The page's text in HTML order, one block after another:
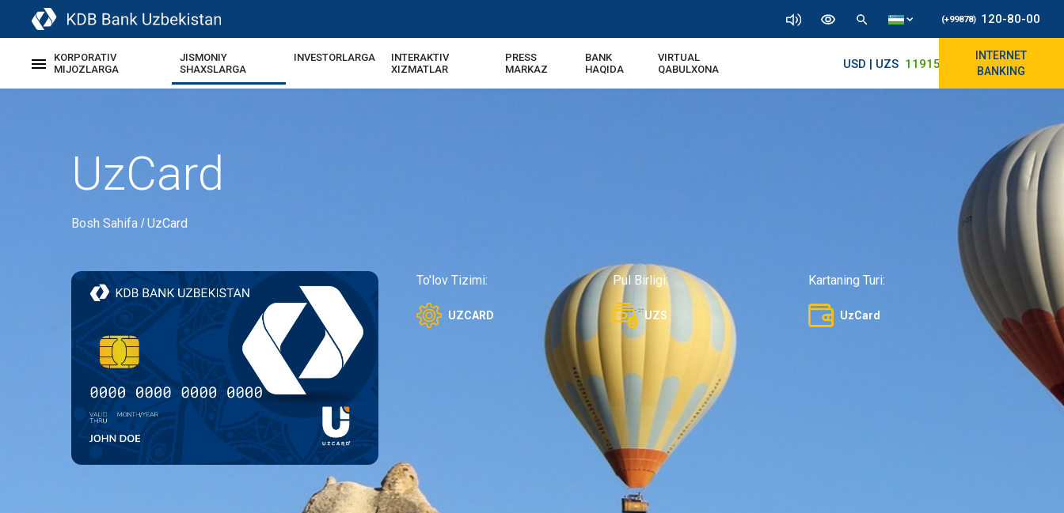
(+99878) 120-80-00
KORPORATIV
MIJOZLARGA
JISMONIY
SHAXSLARGA
INVESTORLARGA
INTERAKTIV
XIZMATLAR
PRESS
MARKAZ
BANK
HAQIDA
VIRTUAL
QABULXONA
USD | UZS 11915.64 11890/12010
INTERNET
BANKING
UzCard
Bosh Sahifa /UzCard
To'lov Tizimi:
UZCARD
Pul Birligi:
UZS
Kartaning Turi:
UzCard